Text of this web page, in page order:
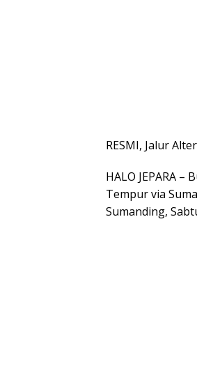
RESMI, Jalur
HALO JEPARA
Tempur via
Sumanding,